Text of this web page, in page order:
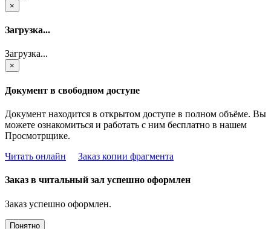
×
Загрузка...
Загрузка...
×
Документ в свободном доступе
Документ находится в открытом доступе в полном объёме. Вы
можете ознакомиться и работать с ним бесплатно в нашем
Просмотрщике.
Читать онлайн
Заказ копии фрагмента
Заказ в читальный зал успешно оформлен
Заказ успешно оформлен.
Понятно